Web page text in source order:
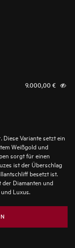
9.000,00 €
Variante setzt ein
Weißgold und
sorgt für einen
ist der Überschlag
besetzt ist.
Diamanten und
Luxus.